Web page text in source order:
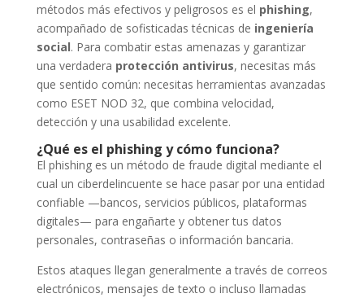
métodos más efectivos y peligrosos es el phishing,
acompañado de sofisticadas técnicas de ingeniería
social. Para combatir estas amenazas y garantizar
una verdadera protección antivirus, necesitas más
que sentido común: necesitas herramientas avanzadas
como ESET NOD 32, que combina velocidad,
detección y una usabilidad excelente.
¿Qué es el phishing y cómo funciona?
El phishing es un método de fraude digital mediante el
cual un ciberdelincuente se hace pasar por una entidad
confiable —bancos, servicios públicos, plataformas
digitales— para engañarte y obtener tus datos
personales, contraseñas o información bancaria.
Estos ataques llegan generalmente a través de correos
electrónicos, mensajes de texto o incluso llamadas